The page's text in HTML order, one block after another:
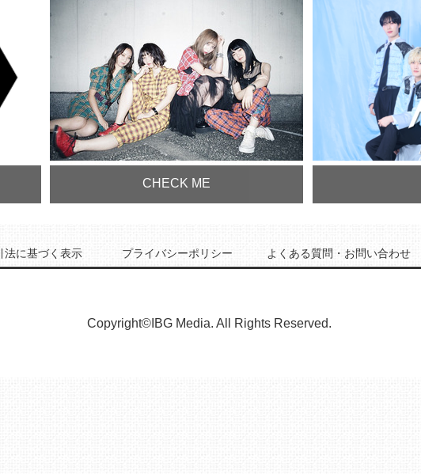
CHECK ME
法に基づく表示 プライバシーポリシー よくある質問・お問い合わせ
Copyright©IBG Media. All Rights Reserved.